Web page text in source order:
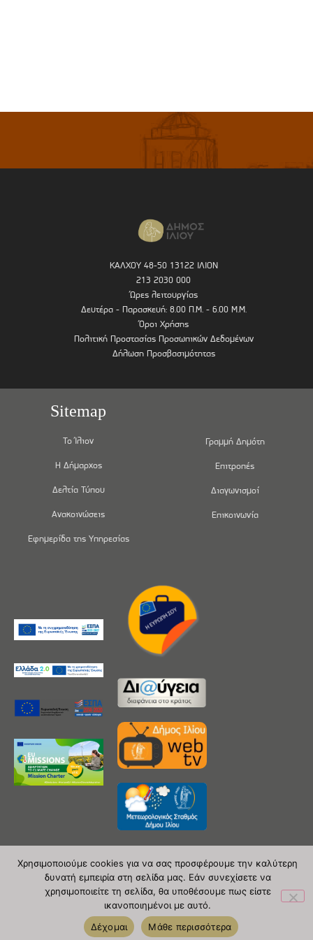
ΚΑΛΧΟΥ 48-50 13122 ΙΛΙΟΝ
213 2030 000
Ώρες λειτουργίας
Δευτέρα - Παρασκευή: 8.00 Π.Μ. - 6.00 Μ.Μ.
Όροι Χρήσης
Πολιτική Προστασίας Προσωπικών Δεδομένων
Δήλωση Προσβασιμότητας
Sitemap
Το Ίλιον
Η Δήμαρχος
Δελτία Τύπου
Ανακοινώσεις
Εφημερίδα της Υπηρεσίας
Γραμμή Δημότη
Επιτροπές
Διαγωνισμοί
Επικοινωνία
Copyright 2020 © Δήμος Ιλίου
| powered by Evolutionprojects
Χρησιμοποιούμε cookies για να σας προσφέρουμε την καλύτερη
δυνατή εμπειρία στη σελίδα μας. Εάν συνεχίσετε να
χρησιμοποιείτε τη σελίδα, θα υποθέσουμε πως είστε
ικανοποιημένοι με αυτό.
Δέχομαι
Μάθε περισσότερα